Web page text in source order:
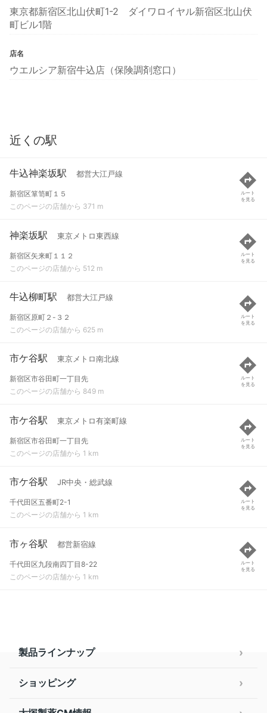
東京都新宿区北山伏町1-2 ダイワロイヤル新宿区北山伏
町ビル1階
店名
ウエルシア新宿牛込店（保険調剤窓口）
近くの駅
牛込神楽坂駅 都営大江戸線
新宿区箪笥町１５
このページの店舗から 371 m
ルート
を見る
神楽坂駅 東京メトロ東西線
新宿区矢来町１１２
このページの店舗から 512 m
ルート
を見る
牛込柳町駅 都営大江戸線
新宿区原町２-３２
このページの店舗から 625 m
ルート
を見る
市ケ谷駅 東京メトロ南北線
新宿区市谷田町一丁目先
このページの店舗から 849 m
ルート
を見る
市ケ谷駅 東京メトロ有楽町線
新宿区市谷田町一丁目先
このページの店舗から 1 km
ルート
を見る
市ケ谷駅 JR中央・総武線
千代田区五番町2-1
このページの店舗から 1 km
ルート
を見る
市ヶ谷駅 都営新宿線
千代田区九段南四丁目8-22
このページの店舗から 1 km
ルート
を見る
製品ラインナップ
ショッピング